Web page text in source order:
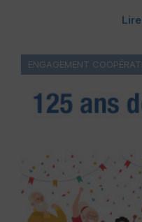
ENGAGEMENT